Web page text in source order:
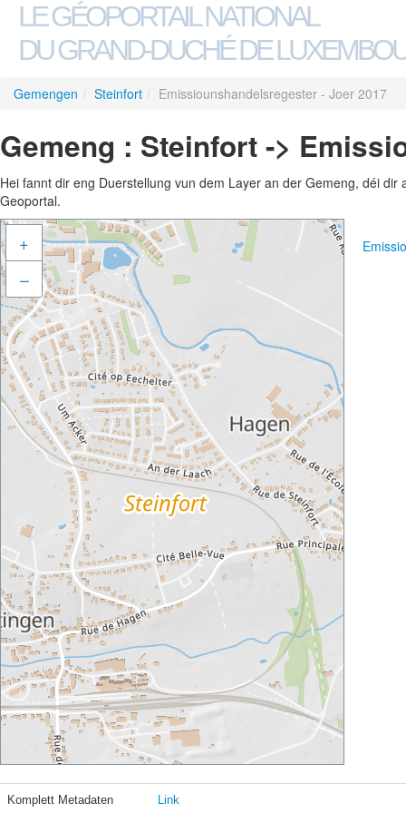
LE GÉOPORTAIL NATIONAL
DU GRAND-DUCHÉ DE
Gemengen / Steinfort / Emissiounshandelsregester - Joer 2017
Gemeng : Steinfort ->
Hei fannt dir eng Duerstellung vun dem Layer an der Gemeng, déi
Geoportal.
+
–
Komplett Metadaten Link